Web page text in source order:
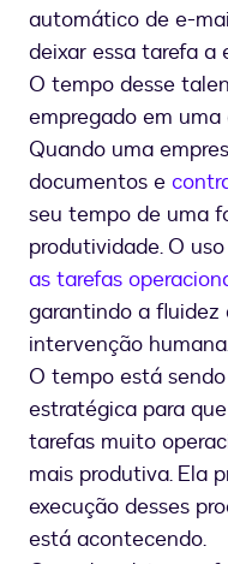
automático de e-
deixar essa tarefa a
O tempo desse
empregado em
Quando uma
documentos e
seu tempo de uma
produtividade. O
as tarefas
garantindo a fluidez
intervenção
O tempo está
estratégica para
tarefas muito
mais produtiva. Ela
execução desses
está acontecendo.